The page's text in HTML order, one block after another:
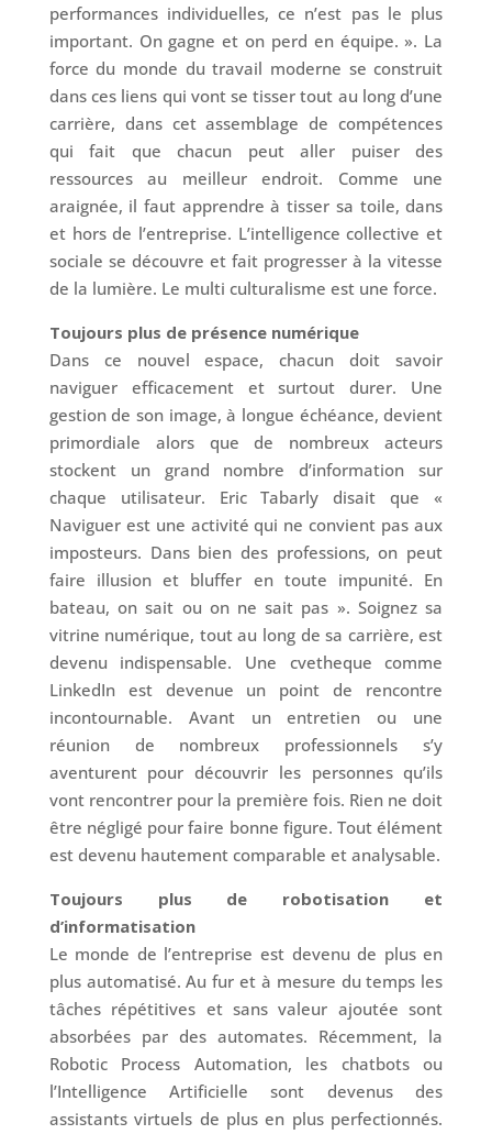
performances individuelles, ce n’est pas le plus
important. On gagne et on perd en équipe. ». La
force du monde du travail moderne se construit
dans ces liens qui vont se tisser tout au long d’une
carrière, dans cet assemblage de compétences
qui fait que chacun peut aller puiser des
ressources au meilleur endroit. Comme une
araignée, il faut apprendre à tisser sa toile, dans
et hors de l’entreprise. L’intelligence collective et
sociale se découvre et fait progresser à la vitesse
de la lumière. Le multi culturalisme est une force.
Toujours plus de présence numérique
Dans ce nouvel espace, chacun doit savoir
naviguer efficacement et surtout durer. Une
gestion de son image, à longue échéance, devient
primordiale alors que de nombreux acteurs
stockent un grand nombre d’information sur
chaque utilisateur. Eric Tabarly disait que «
Naviguer est une activité qui ne convient pas aux
imposteurs. Dans bien des professions, on peut
faire illusion et bluffer en toute impunité. En
bateau, on sait ou on ne sait pas ». Soignez sa
vitrine numérique, tout au long de sa carrière, est
devenu indispensable. Une cvetheque comme
LinkedIn est devenue un point de rencontre
incontournable. Avant un entretien ou une
réunion de nombreux professionnels s’y
aventurent pour découvrir les personnes qu’ils
vont rencontrer pour la première fois. Rien ne doit
être négligé pour faire bonne figure. Tout élément
est devenu hautement comparable et analysable.
Toujours plus de robotisation et
d’informatisation
Le monde de l’entreprise est devenu de plus en
plus automatisé. Au fur et à mesure du temps les
tâches répétitives et sans valeur ajoutée sont
absorbées par des automates. Récemment, la
Robotic Process Automation, les chatbots ou
l’Intelligence Artificielle sont devenus des
assistants virtuels de plus en plus perfectionnés.